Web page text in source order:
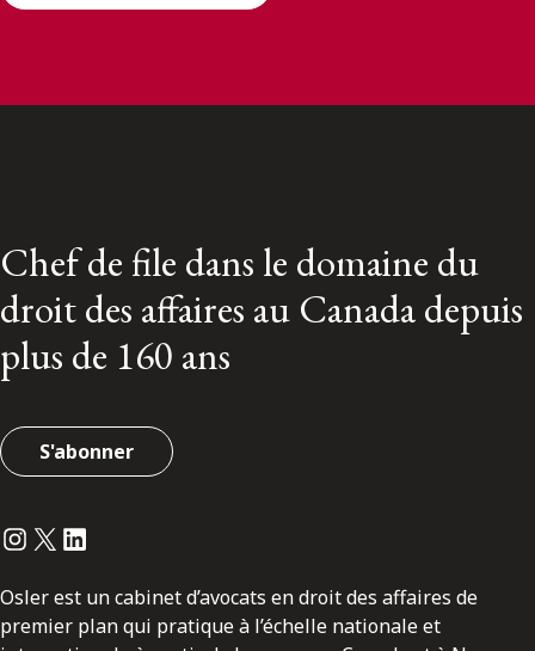
Chef de file dans le domaine du
droit des affaires au Canada depuis
plus de 160 ans
S'abonner
Instagram
Twitter
LinkedIn
Osler est un cabinet d’avocats en droit des affaires de
premier plan qui pratique à l’échelle nationale et